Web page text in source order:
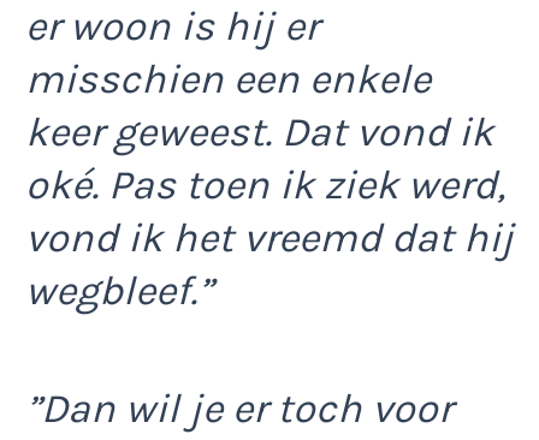
er woon is hij er
misschien een enkele
keer geweest. Dat vond ik
oké. Pas toen ik ziek werd,
vond ik het vreemd dat hij
wegbleef.”
”Dan wil je er toch voor